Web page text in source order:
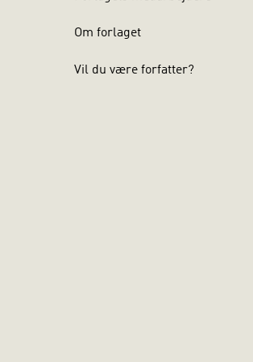
Om forlaget
Vil du være forfatter?